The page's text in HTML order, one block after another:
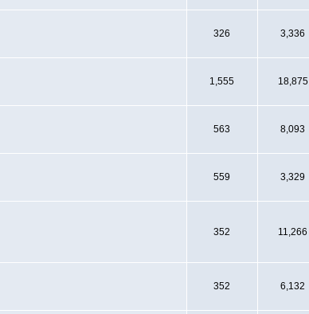
326 3,336
1,555 18,875
563 8,093
559 3,329
352 11,266
352 6,132